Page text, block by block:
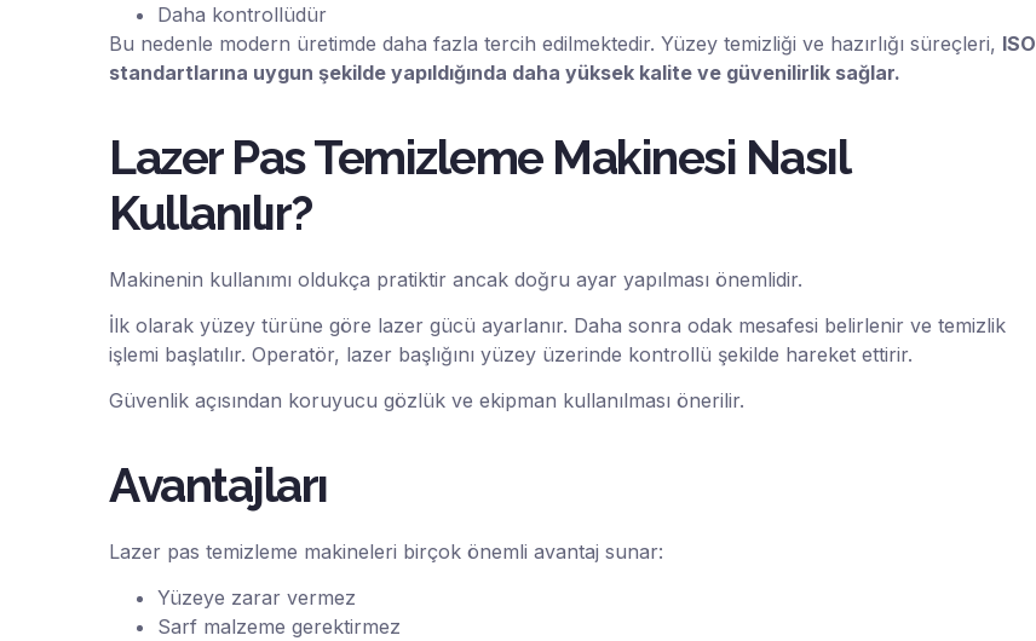
Daha kontrollüdür
Bu nedenle modern üretimde daha fazla tercih edilmektedir. Yüzey temizliği ve hazırlığı süreçleri, ISO
standartlarına uygun şekilde yapıldığında daha yüksek kalite ve güvenilirlik sağlar.
Lazer Pas Temizleme Makinesi Nasıl
Kullanılır?
Makinenin kullanımı oldukça pratiktir ancak doğru ayar yapılması önemlidir.
İlk olarak yüzey türüne göre lazer gücü ayarlanır. Daha sonra odak mesafesi belirlenir ve temizlik
işlemi başlatılır. Operatör, lazer başlığını yüzey üzerinde kontrollü şekilde hareket ettirir.
Güvenlik açısından koruyucu gözlük ve ekipman kullanılması önerilir.
Avantajları
Lazer pas temizleme makineleri birçok önemli avantaj sunar:
Yüzeye zarar vermez
Sarf malzeme gerektirmez